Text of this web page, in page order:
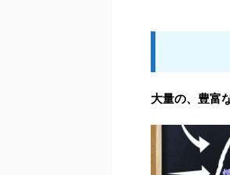
大量の、豊富